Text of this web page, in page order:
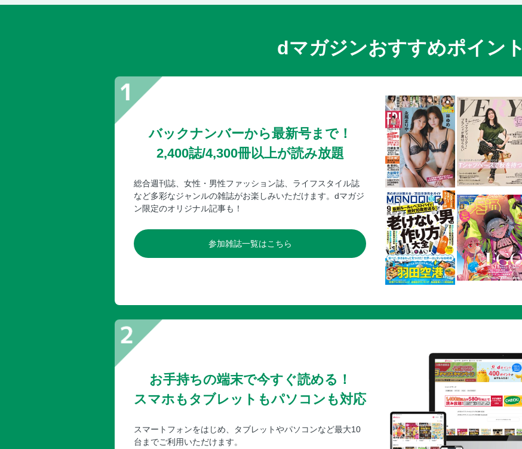
dマガジンおすすめポイント
バックナンバーから最新号まで！
2,400誌/4,300冊以上が読み放題
総合週刊誌、女性・男性ファッション誌、ライフスタイル誌
など多彩なジャンルの雑誌がお楽しみいただけます。dマガジ
ン限定のオリジナル記事も！
参加雑誌一覧はこちら
お手持ちの端末で今すぐ読める！
スマホもタブレットもパソコンも対応
スマートフォンをはじめ、タブレットやパソコンなど最大10
台までご利用いただけます。